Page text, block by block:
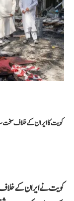
کویت نے ایران کے خلاف